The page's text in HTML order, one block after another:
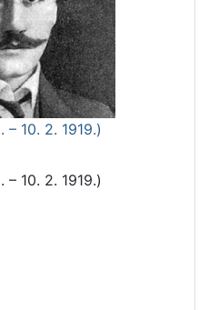
– 10. 2. 1919.)
– 10. 2. 1919.)